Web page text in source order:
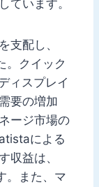
ています。
支配し、
。クイック
ィスプレイ
要の増加
ージ市場の
による
収益は、
。また、マ